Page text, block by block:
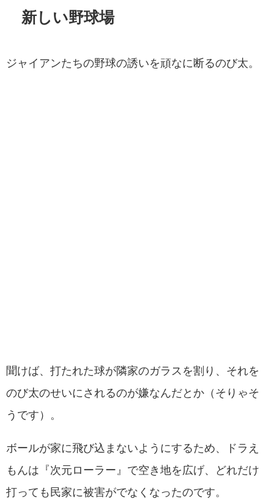
新しい野球場
ジャイアンたちの野球の誘いを頑なに断るのび太。
聞けば、打たれた球が隣家のガラスを割り、それを
のび太のせいにされるのが嫌なんだとか（そりゃそ
うです）。
ボールが家に飛び込まないようにするため、ドラえ
もんは『次元ローラー』で空き地を広げ、どれだけ
打っても民家に被害がでなくなったのです。